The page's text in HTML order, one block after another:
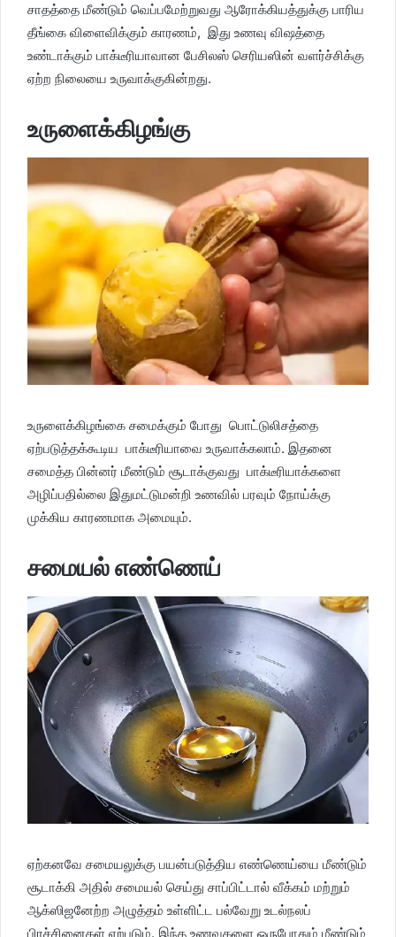
சாதத்தை மீண்டும் வெப்பமேற்றுவது ஆரோக்கியத்துக்கு பாரிய
தீங்கை விளைவிக்கும் காரணம், இது உணவு விஷத்தை
உண்டாக்கும் பாக்டீரியாவான பேசிலஸ் செரியஸின் வளர்ச்சிக்கு
ஏற்ற நிலையை உருவாக்குகின்றது.
உருளைக்கிழங்கு
உருளைக்கிழங்கை சமைக்கும் போது பொட்டுலிசத்தை
ஏற்படுத்தக்கூடிய பாக்டீரியாவை உருவாக்கலாம். இதனை
சமைத்த பின்னர் மீண்டும் சூடாக்குவது பாக்டீரியாக்களை
அழிப்பதில்லை இதுமட்டுமன்றி உணவில் பரவும் நோய்க்கு
முக்கிய காரணமாக அமையும்.
சமையல் எண்ணெய்
ஏற்கனவே சமையலுக்கு பயன்படுத்திய எண்ணெய்யை மீண்டும்
சூடாக்கி அதில் சமையல் செய்து சாப்பிட்டால் வீக்கம் மற்றும்
ஆக்ஸிஜனேற்ற அழுத்தம் உள்ளிட்ட பல்வேறு உடல்நலப்
பிரச்சினைகள் ஏற்படும். இந்த உணவுகளை ஒருபோதும் மீண்டும்